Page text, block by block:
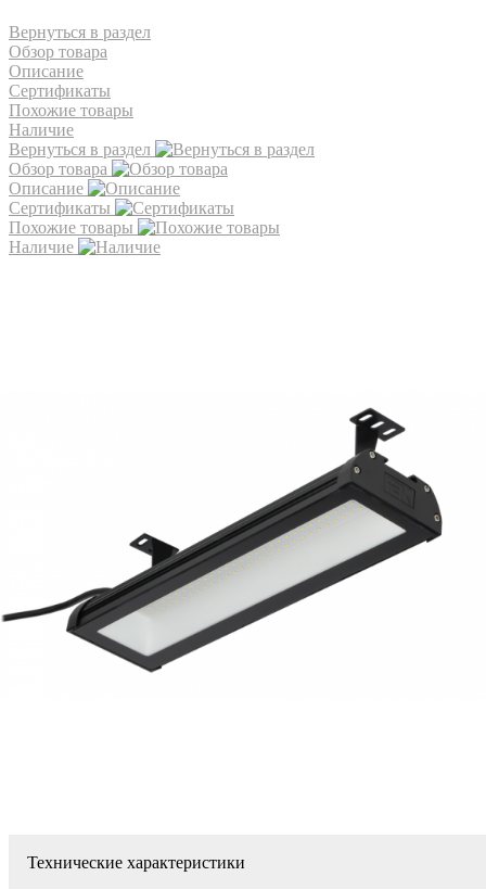
Вернуться в раздел
Обзор товара
Описание
Сертификаты
Похожие товары
Наличие
Вернуться в раздел
Обзор товара
Описание
Сертификаты
Похожие товары
Наличие
Технические характеристики